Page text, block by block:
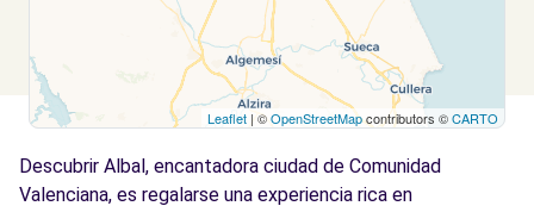
Free2Move Rent - S&YOU VALENCIA - Tres
Cruces - Valencia (D)
7.2
km
Avda. Tres Cruces, 38
Valencia, 46014
Leaflet | ©OpenStreetMapcontributors ©CARTO
Descubrir Albal, encantadora ciudad de Comunidad
Valenciana, es regalarse una experiencia rica en